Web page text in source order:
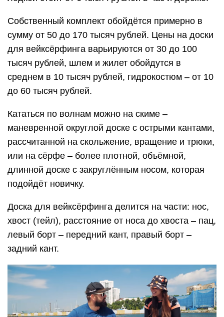
Собственный комплект обойдётся примерно в
сумму от 50 до 170 тысяч рублей. Цены на доски
для вейксёрфинга варьируются от 30 до 100
тысяч рублей, шлем и жилет обойдутся в
среднем в 10 тысяч рублей, гидрокостюм – от 10
до 60 тысяч рублей.
Кататься по волнам можно на скиме –
маневренной округлой доске с острыми кантами,
рассчитанной на скольжение, вращение и трюки,
или на сёрфе – более плотной, объёмной,
длинной доске с закруглённым носом, которая
подойдёт новичку.
Доска для вейксёрфинга делится на части: нос,
хвост (тейл), расстояние от носа до хвоста – пац,
левый борт – передний кант, правый борт –
задний кант.